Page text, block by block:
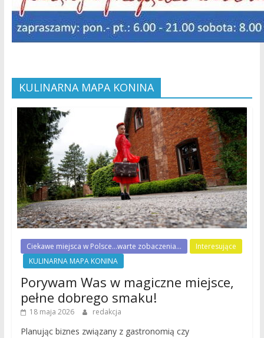
KULINARNA MAPA KONINA
Ciekawe miejsca w Polsce...warte zobaczenia...
Interesujące
KULINARNA MAPA KONINA
Porywam Was w magiczne miejsce,
pełne dobrego smaku!
18 maja 2026 redakcja
Planując biznes związany z gastronomią czy